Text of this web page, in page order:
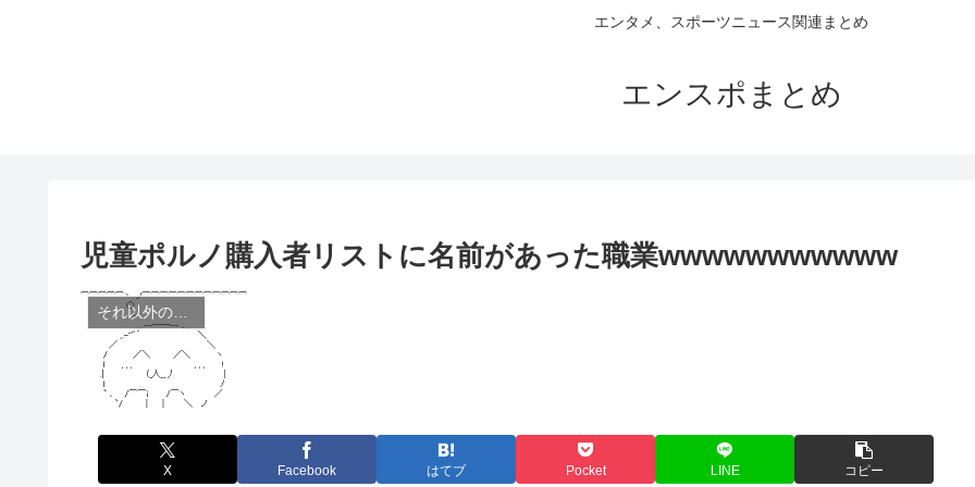
エンタメ、スポーツニュース関連まとめ
エンスポまとめ
児童ポルノ購入者リストに名前があった職業wwwwwwwwwww
それ以外のニュース
X Facebook はてブ Pocket LINE コピー